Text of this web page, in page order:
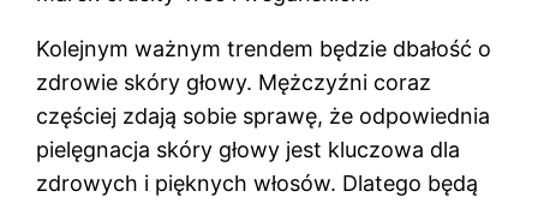
Kolejnym ważnym trendem będzie dbałość o
zdrowie skóry głowy. Mężczyźni coraz
częściej zdają sobie sprawę, że odpowiednia
pielęgnacja skóry głowy jest kluczowa dla
zdrowych i pięknych włosów. Dlatego będą